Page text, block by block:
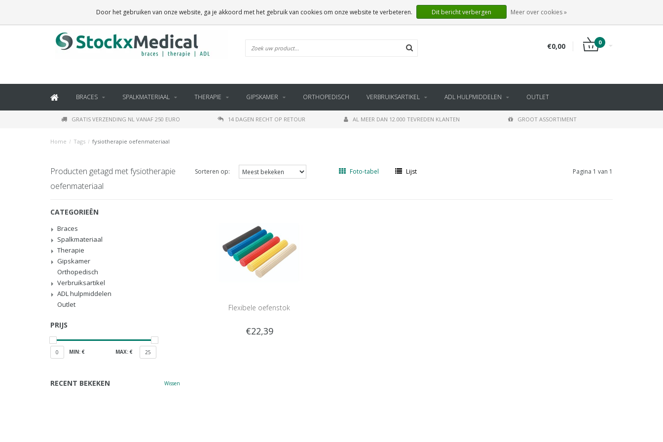
INLOGGEN
NL
€0,00 0
BRACES SPALKMATERIAAL THERAPIE GIPSKAMER ORTHOPEDISCH VERBRUIKSARTIKEL ADL HULPMIDDELEN OUTLET
GRATIS VERZENDING NL VANAF 250 EURO 14 DAGEN RECHT OP RETOUR AL MEER DAN 12.000 TEVREDEN KLANTEN GROOT ASSORTIMENT
Home / Tags / fysiotherapie oefenmateriaal
Producten getagd met fysiotherapie
oefenmateriaal
Sorteren op: Foto-tabel Lijst Pagina 1 van 1
CATEGORIEËN
Braces
Spalkmateriaal
Therapie
Gipskamer
Orthopedisch
Verbruiksartikel
ADL hulpmiddelen
Outlet
PRIJS
0 MIN: € MAX: € 25
RECENT BEKEKEN Wissen
Flexibele oefenstok
€22,39
Door het gebruiken van onze website, ga je akkoord met het gebruik van cookies om onze website te verbeteren. Dit bericht verbergen Meer over cookies »